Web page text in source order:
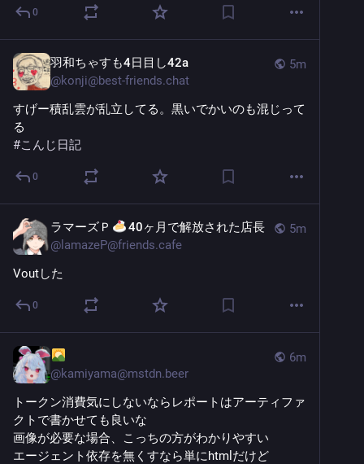
0
5m
羽和ちゃすも4日目し42a
@konji@best-friends.chat
すげー積乱雲が乱立してる。黒いでかいのも混じって
る
#こんじ日記
0
5m
ラマーズＰ
40ヶ月で解放された店長
@ lamazeP@friends.cafe
Voutした
0
6m
@kamiyama@mstdn.beer
トークン消費気にしないならレポートはアーティファ
クトで書かせても良いな
画像が必要な場合、こっちの方がわかりやすい
エージェント依存を無くすなら単にhtmlだけど